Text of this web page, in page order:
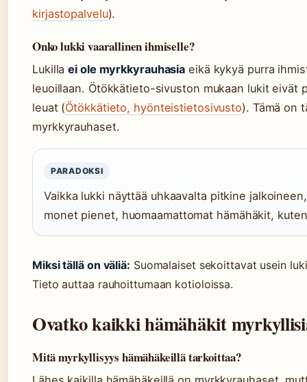
kirjastopalvelu).
Onko lukki vaarallinen ihmiselle?
Lukillaei ole myrkkyrauhasia eikä kykyä purra
leuoillaan. Ötökkätieto-sivuston mukaan lukit eivät
leuat (Ötökkätieto, hyönteistietosivusto). Tämä on
myrkkyrauhaset.
PARADOKSI
Vaikka lukki näyttää uhkaavalta pitkine
monet pienet, huomaamattomat hämähäkit,
Miksi tällä on väliä: Suomalaiset sekoittavat usein
Tieto auttaa rauhoittumaan kotioloissa.
Ovatko kaikki hämähäkit
Mitä myrkyllisyys hämähäkeillä tarkoittaa?